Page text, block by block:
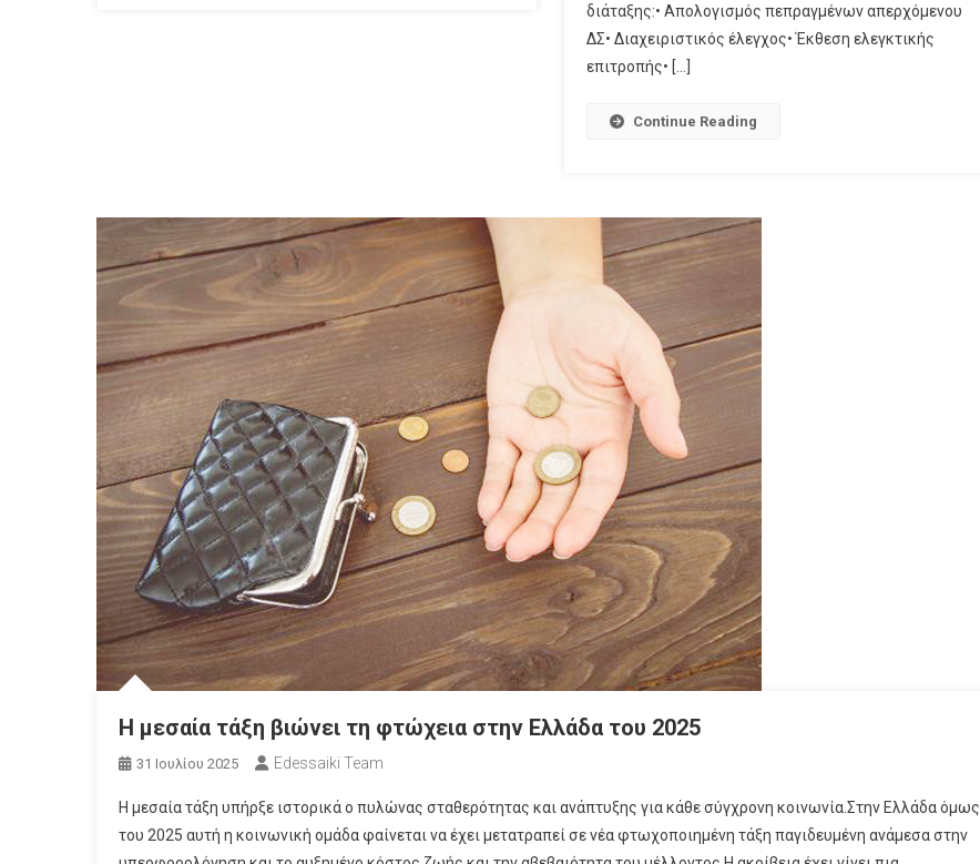
διάταξης:• Απολογισμός πεπραγμένων απερχόμενου
ΔΣ• Διαχειριστικός έλεγχος• Έκθεση ελεγκτικής
επιτροπής• […]
Continue Reading
Η μεσαία τάξη βιώνει τη φτώχεια στην Ελλάδα του 2025
31 Ιουλίου 2025 Edessaiki Team
Η μεσαία τάξη υπήρξε ιστορικά ο πυλώνας σταθερότητας και ανάπτυξης για κάθε σύγχρονη κοινωνία.Στην Ελλάδα όμως
του 2025 αυτή η κοινωνική ομάδα φαίνεται να έχει μετατραπεί σε νέα φτωχοποιημένη τάξη παγιδευμένη ανάμεσα στην